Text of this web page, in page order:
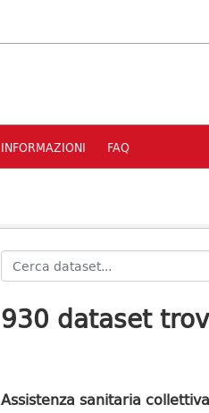
INFORMAZIONI FAQ
930 dataset
Assistenza sanitaria